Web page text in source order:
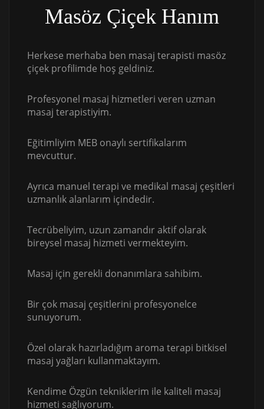
Masöz Çiçek Hanım
Herkese merhaba ben masaj terapisti masöz
çiçek profilimde hoş geldiniz.
Profesyonel masaj hizmetleri veren uzman
masaj terapistiyim.
Eğitimliyim MEB onaylı sertifikalarım
mevcuttur.
Ayrıca manuel terapi ve medikal masaj çeşitleri
uzmanlık alanlarım içindedir.
Tecrübeliyim, uzun zamandır aktif olarak
bireysel masaj hizmeti vermekteyim.
Masaj için gerekli donanımlara sahibim.
Bir çok masaj çeşitlerini profesyonelce
sunuyorum.
Özel olarak hazırladığım aroma terapi bitkisel
masaj yağları kullanmaktayım.
Kendime Özgün tekniklerim ile kaliteli masaj
hizmeti sağlıyorum.